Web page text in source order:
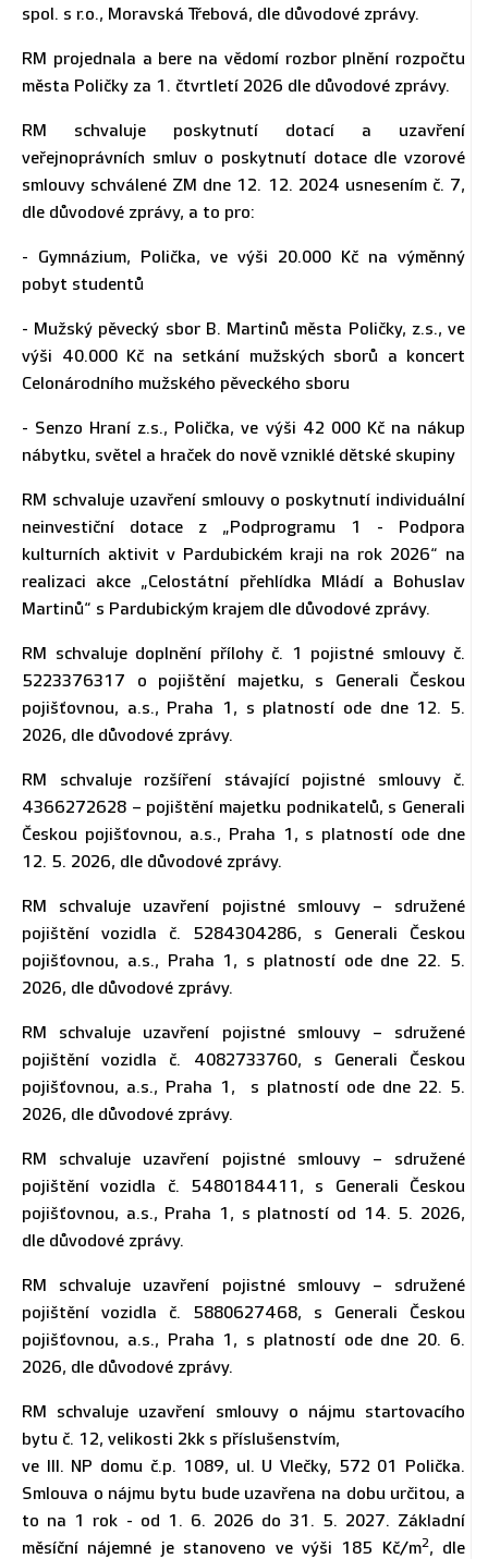
spol. s r.o., Moravská Třebová, dle důvodové zprávy.
RM projednala a bere na vědomí rozbor plnění rozpočtu
města Poličky za 1. čtvrtletí 2026 dle důvodové zprávy.
RM schvaluje poskytnutí dotací a uzavření
veřejnoprávních smluv o poskytnutí dotace dle vzorové
smlouvy schválené ZM dne 12. 12. 2024 usnesením č. 7,
dle důvodové zprávy, a to pro:
- Gymnázium, Polička, ve výši 20.000 Kč na výměnný
pobyt studentů
- Mužský pěvecký sbor B. Martinů města Poličky, z.s., ve
výši 40.000 Kč na setkání mužských sborů a koncert
Celonárodního mužského pěveckého sboru
- Senzo Hraní z.s., Polička, ve výši 42 000 Kč na nákup
nábytku, světel a hraček do nově vzniklé dětské skupiny
RM schvaluje uzavření smlouvy o poskytnutí individuální
neinvestiční dotace z „Podprogramu 1 - Podpora
kulturních aktivit v Pardubickém kraji na rok 2026“ na
realizaci akce „Celostátní přehlídka Mládí a Bohuslav
Martinů“ s Pardubickým krajem dle důvodové zprávy.
RM schvaluje doplnění přílohy č. 1 pojistné smlouvy č.
5223376317 o pojištění majetku, s Generali Českou
pojišťovnou, a.s., Praha 1, s platností ode dne 12. 5.
2026, dle důvodové zprávy.
RM schvaluje rozšíření stávající pojistné smlouvy č.
4366272628 – pojištění majetku podnikatelů, s Generali
Českou pojišťovnou, a.s., Praha 1, s platností ode dne
12. 5. 2026, dle důvodové zprávy.
RM schvaluje uzavření pojistné smlouvy – sdružené
pojištění vozidla č. 5284304286, s Generali Českou
pojišťovnou, a.s., Praha 1, s platností ode dne 22. 5.
2026, dle důvodové zprávy.
RM schvaluje uzavření pojistné smlouvy – sdružené
pojištění vozidla č. 4082733760, s Generali Českou
pojišťovnou, a.s., Praha 1, s platností ode dne 22. 5.
2026, dle důvodové zprávy.
RM schvaluje uzavření pojistné smlouvy – sdružené
pojištění vozidla č. 5480184411, s Generali Českou
pojišťovnou, a.s., Praha 1, s platností od 14. 5. 2026,
dle důvodové zprávy.
RM schvaluje uzavření pojistné smlouvy – sdružené
pojištění vozidla č. 5880627468, s Generali Českou
pojišťovnou, a.s., Praha 1, s platností ode dne 20. 6.
2026, dle důvodové zprávy.
RM schvaluje uzavření smlouvy o nájmu startovacího
bytu č. 12, velikosti 2kk s příslušenstvím,
ve III. NP domu č.p. 1089, ul. U Vlečky, 572 01 Polička.
Smlouva o nájmu bytu bude uzavřena na dobu určitou, a
to na 1 rok - od 1. 6. 2026 do 31. 5. 2027. Základní
měsíční nájemné je stanoveno ve výši 185 Kč/m2, dle